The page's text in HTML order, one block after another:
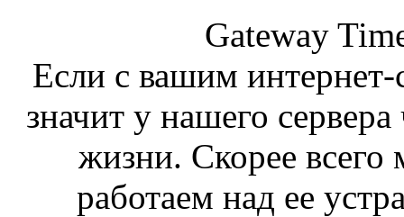
Gateway
Если с вашим интернет-
значит у нашего
жизни. Скорее
работаем над ее